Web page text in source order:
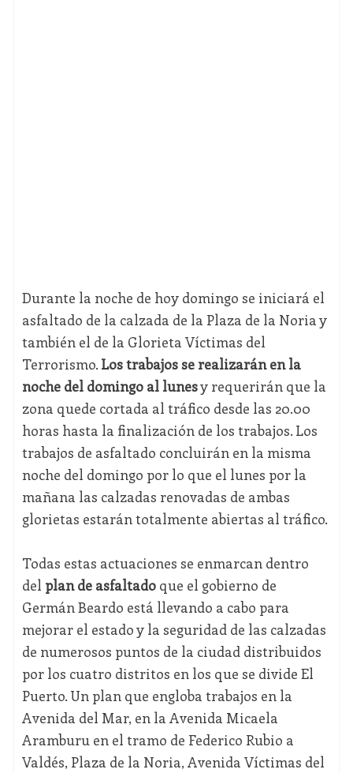
Durante la noche de hoy domingo se iniciará el
asfaltado de la calzada de la Plaza de la Noria y
también el de la Glorieta Víctimas del
Terrorismo. Los trabajos se realizarán en la
noche del domingo al lunesy requerirán que la
zona quede cortada al tráfico desde las 20.00
horas hasta la finalización de los trabajos. Los
trabajos de asfaltado concluirán en la misma
noche del domingo por lo que el lunes por la
mañana las calzadas renovadas de ambas
glorietas estarán totalmente abiertas al tráfico.
Todas estas actuaciones se enmarcan dentro
del plan de asfaltadoque el gobierno de
Germán Beardo está llevando a cabo para
mejorar el estado y la seguridad de las calzadas
de numerosos puntos de la ciudad distribuidos
por los cuatro distritos en los que se divide El
Puerto. Un plan que engloba trabajos en la
Avenida del Mar, en la Avenida Micaela
Aramburu en el tramo de Federico Rubio a
Valdés, Plaza de la Noria, Avenida Víctimas del